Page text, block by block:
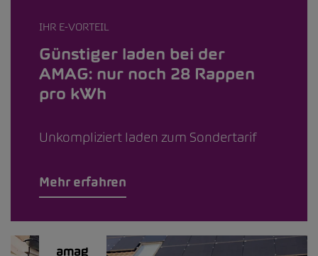
IHR E-VORTEIL
Günstiger laden bei der
AMAG: nur noch 28 Rappen
pro kWh
Unkompliziert laden zum Sondertarif
Mehr erfahren